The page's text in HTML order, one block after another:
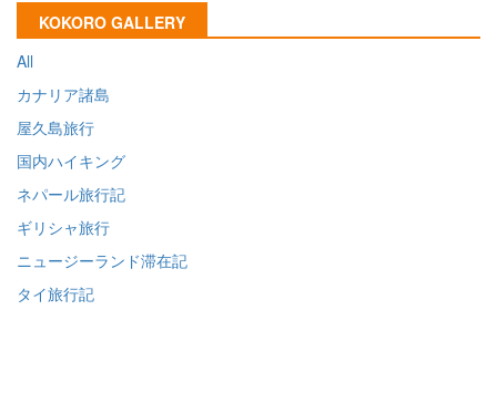
KOKORO GALLERY
All
カナリア諸島
屋久島旅行
国内ハイキング
ネパール旅行記
ギリシャ旅行
ニュージーランド滞在記
タイ旅行記